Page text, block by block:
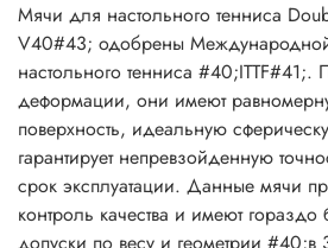
Мячи для настольного тенниса
V40#43; одобрены
настольного тенниса #40;ITTF#41;.
деформации, они имеют
поверхность, идеальную
гарантирует непревзойденную
срок эксплуатации. Данные мячи
контроль качества и имеют гораздо